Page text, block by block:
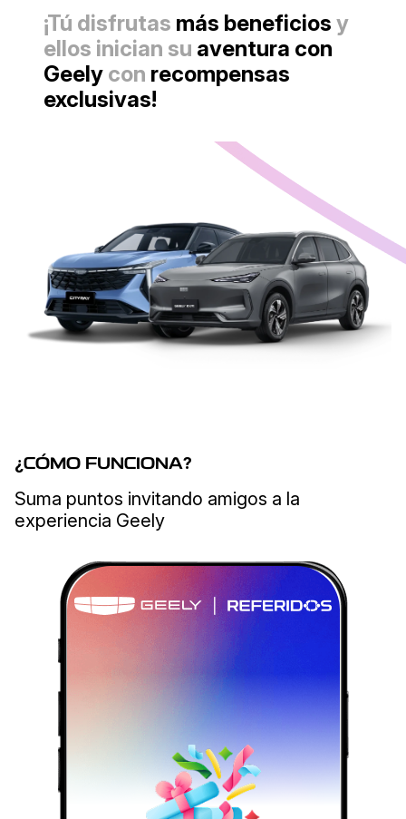
¡Tú disfrutas más beneficios y
ellos inician su aventura con
Geely con recompensas
exclusivas!
¿CÓMO FUNCIONA?
Suma puntos invitando amigos a la
experiencia Geely